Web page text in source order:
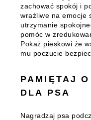
zachować spokój i
wrażliwe na emocje
utrzymanie
pomóc w
Pokaż pieskowi że
mu poczucie
PAMIĘTAJ O
DLA PSA
Nagradzaj psa